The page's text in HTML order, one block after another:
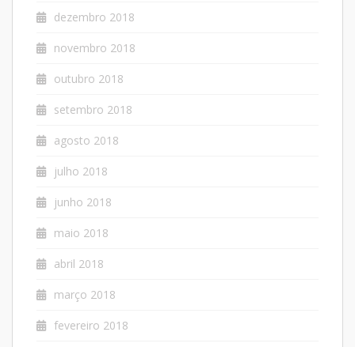
dezembro 2018
novembro 2018
outubro 2018
setembro 2018
agosto 2018
julho 2018
junho 2018
maio 2018
abril 2018
março 2018
fevereiro 2018